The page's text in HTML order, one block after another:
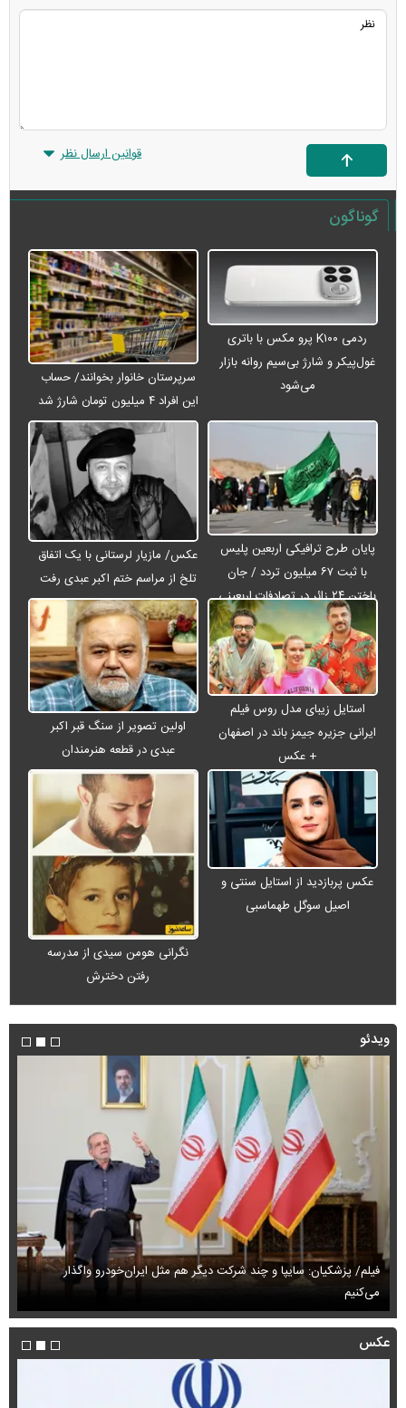
قوانین ارسال نظر
گوناگون
ردمی K۱۰۰ پرو مکس با باتری
غول‌پیکر و شارژ بی‌سیم روانه بازار
می‌شود
سرپرستان خانوار بخوانند/ حساب
این افراد ۴ میلیون تومان شارژ شد
پایان طرح ترافیکی اربعین پلیس
با ثبت ۶۷ میلیون تردد / جان
باختن ۲۴ زائر در تصادفات اربعینی
عکس/ مازیار لرستانی با یک اتفاق
تلخ از مراسم ختم اکبر عبدی رفت
استایل زیبای مدل روس فیلم
ایرانی جزیره جیمز باند در اصفهان
+ عکس
اولین تصویر از سنگ قبر اکبر
عبدی در قطعه هنرمندان
عکس پربازدید از استایل سنتی و
اصیل سوگل طهماسبی
نگرانی هومن سیدی از مدرسه
رفتن دخترش
ویدئو
فیلم/ پزشکیان: سایپا و چند شرکت دیگر هم مثل ایران‌خودرو واگذار
می‌کنیم
عکس